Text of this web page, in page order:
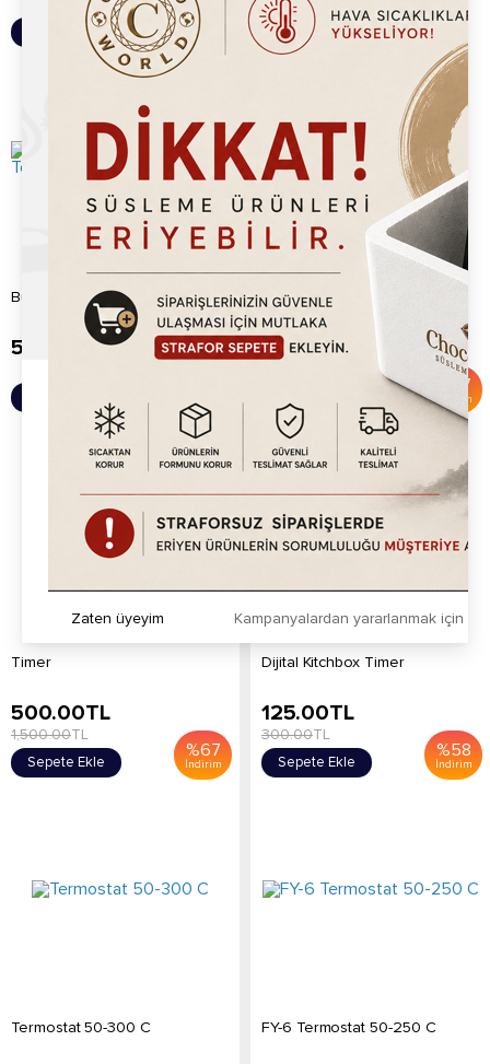
Sepete Ekle Sepete Ekle
Bubble Waffle Makine Tepsisi
500.00 TL
Timer
67
İndirim
500.00TL
Timer
%67
İndirim
500.00TL
1,500.00TL
Sepete Ekle
Dijital Kitchbox Timer
%58
İndirim
125.00TL
300.00TL
Sepete Ekle
Termostat 50-300 C FY-6 Termostat 50-250 C
Kampanyalardan yararlanmak için
Zaten üyeyim